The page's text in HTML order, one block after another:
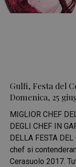
Gulfi, Festa del
Domenica, 25
MIGLIOR CHEF
DEGLI CHEF IN
DELLA FESTA
chef si
Cerasuolo 2017.